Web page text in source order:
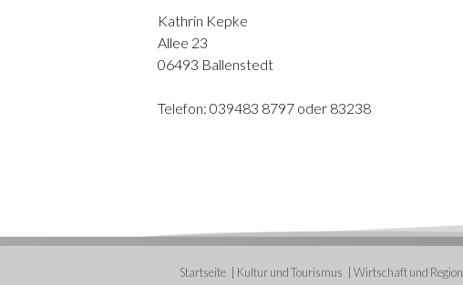
Kathrin Kepke
Allee 23
06493 Ballenstedt
Telefon: 039483 8797 oder 83238
Startseite Kultur und Tourismus Wirtschaft und Region